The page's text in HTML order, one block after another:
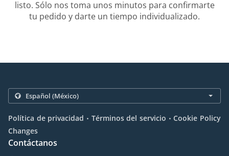
listo. Sólo nos toma unos minutos para confirmarte
tu pedido y darte un tiempo individualizado.
Política de privacidad . Términos del servicio . Cookie Policy
Changes
Contáctanos